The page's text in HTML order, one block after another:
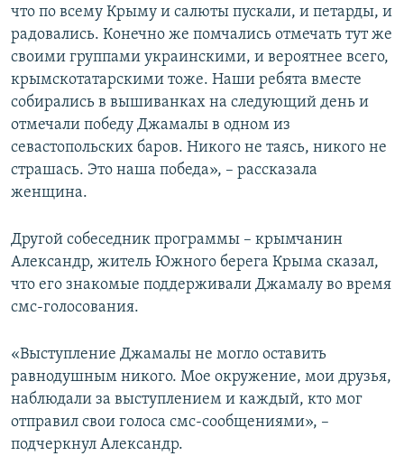
что по всему Крыму и салюты пускали, и петарды, и
радовались. Конечно же помчались отмечать тут же
своими группами украинскими, и вероятнее всего,
крымскотатарскими тоже. Наши ребята вместе
собирались в вышиванках на следующий день и
отмечали победу Джамалы в одном из
севастопольских баров. Никого не таясь, никого не
страшась. Это наша победа», – рассказала
женщина.
Другой собеседник программы – крымчанин
Александр, житель Южного берега Крыма сказал,
что его знакомые поддерживали Джамалу во время
смс-голосования.
«Выступление Джамалы не могло оставить
равнодушным никого. Мое окружение, мои друзья,
наблюдали за выступлением и каждый, кто мог
отправил свои голоса смс-сообщениями», –
подчеркнул Александр.